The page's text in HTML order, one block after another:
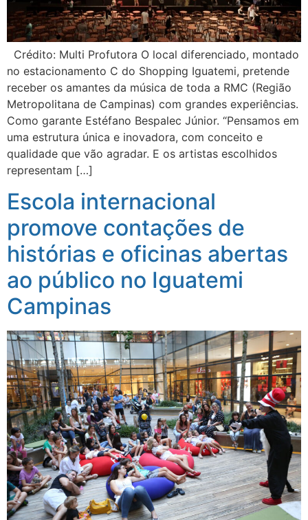
Crédito: Multi Profutora O local diferenciado, montado
no estacionamento C do Shopping Iguatemi, pretende
receber os amantes da música de toda a RMC (Região
Metropolitana de Campinas) com grandes experiências.
Como garante Estéfano Bespalec Júnior. “Pensamos em
uma estrutura única e inovadora, com conceito e
qualidade que vão agradar. E os artistas escolhidos
representam […]
Escola internacional
promove contações de
histórias e oficinas abertas
ao público no Iguatemi
Campinas